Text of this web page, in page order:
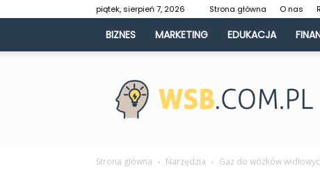
piątek, sierpień 7, 2026 Strona główna O nas
BIZNES MARKETING EDUKACJA
Strona główna Narzędzia Gaz do wózków